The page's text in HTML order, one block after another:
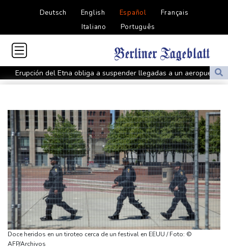
Deutsch English Español
Français
Italiano
Português
Erupción del Etna obliga a suspender llegadas a un aeropuerto
de Sicilia
dron en su territorio
Muere el padre de Lionel Messi a los 68 años, el hombre detrás
del ídolo mundial
Una niña herida muere y eleva a ocho los fallecidos por el
tiroteo en escuela tailandesa
París obliga a usuarios de patinetas eléctricas a llevar casco
ante aumento de lesiones
Muere el padre de Lionel Messi a los 68 años
Apple y OpenAI escalan su batalla legal por robo de secretos
comerciales
Doce heridos en un tiroteo cerca de un festival en EEUU / Foto: ©
AFP/Archivos